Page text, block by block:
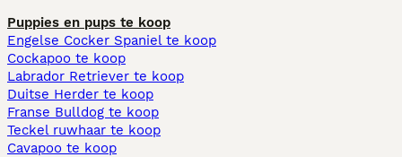
Puppies en pups te koop
Engelse Cocker Spaniel te koop
Cockapoo te koop
Labrador Retriever te koop
Duitse Herder te koop
Franse Bulldog te koop
Teckel ruwhaar te koop
Cavapoo te koop